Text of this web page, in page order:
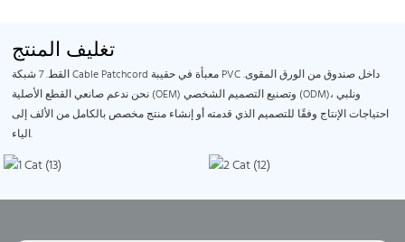
تغليف المنتج
القط. 7 شبكة Cable Patchcord معبأة في حقيبة PVC داخل صندوق من الورق المقوى.
نحن ندعم صانعي القطع الأصلية (OEM) وتصنيع التصميم الشخصي (ODM)، ونلبي
احتياجات الإنتاج وفقًا للتصميم الذي قدمته أو إنشاء منتج مخصص بالكامل من الألف إلى
الياء.